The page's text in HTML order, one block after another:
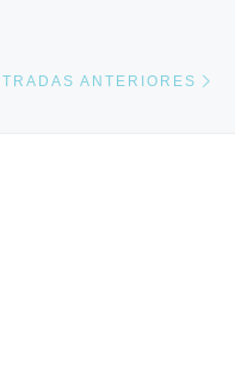
ANTERIORES